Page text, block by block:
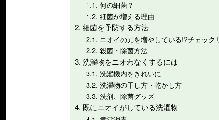
何の細菌？
細菌が増える理由
細菌を予防する方法
ニオイの元を増やしている!?チェック
殺菌・除菌方法
洗濯物をニオわなくするには
洗濯機内をきれいに
洗濯物の干し方・乾かし方
洗剤、除菌グッズ
既にニオイがしている洗濯物